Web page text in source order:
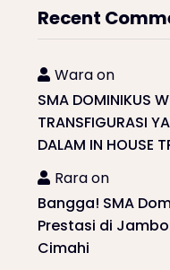
Recent
Waraon
SMA DOMINIKUS
TRANSFIGURASI
DALAM IN HOUSE
Raraon
Bangga! SMA
Prestasi di
Cimahi